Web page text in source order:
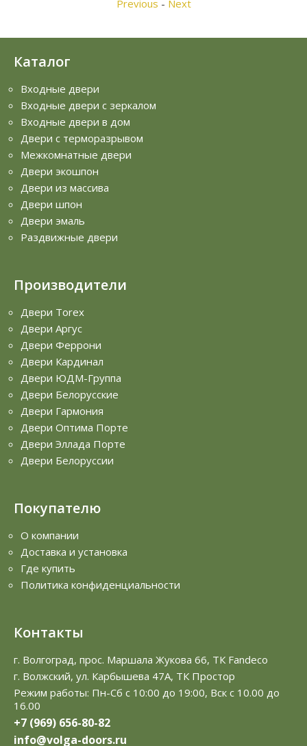
Previous - Next
Каталог
Входные двери
Входные двери с зеркалом
Входные двери в дом
Двери с терморазрывом
Межкомнатные двери
Двери экошпон
Двери из массива
Двери шпон
Двери эмаль
Раздвижные двери
Производители
Двери Torex
Двери Аргус
Двери Феррони
Двери Кардинал
Двери ЮДМ-Группа
Двери Белорусские
Двери Гармония
Двери Оптима Порте
Двери Эллада Порте
Двери Белоруссии
Покупателю
О компании
Доставка и установка
Где купить
Политика конфиденциальности
Контакты
г. Волгоград, прос. Маршала Жукова 66, ТК Fandeco
г. Волжский, ул. Карбышева 47А, ТК Простор
Режим работы: Пн-Сб с 10:00 до 19:00, Вск с 10.00 до
16.00
+7 (969) 656-80-82
info@volga-doors.ru